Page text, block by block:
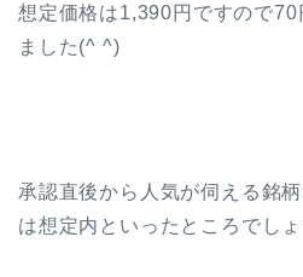
想定価格は1,390円ですので70
ました(^ ^)
承認直後から人気が伺える銘
は想定内といったところでしょ